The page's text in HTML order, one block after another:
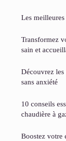
Les
Transformez
sain et
Découvrez
sans anxiété
10 conseils
chaudière à
Boostez votre